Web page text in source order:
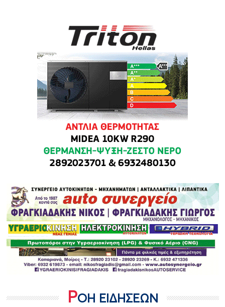
ΡΟΗ ΕΙΔΗΣΕΩΝ